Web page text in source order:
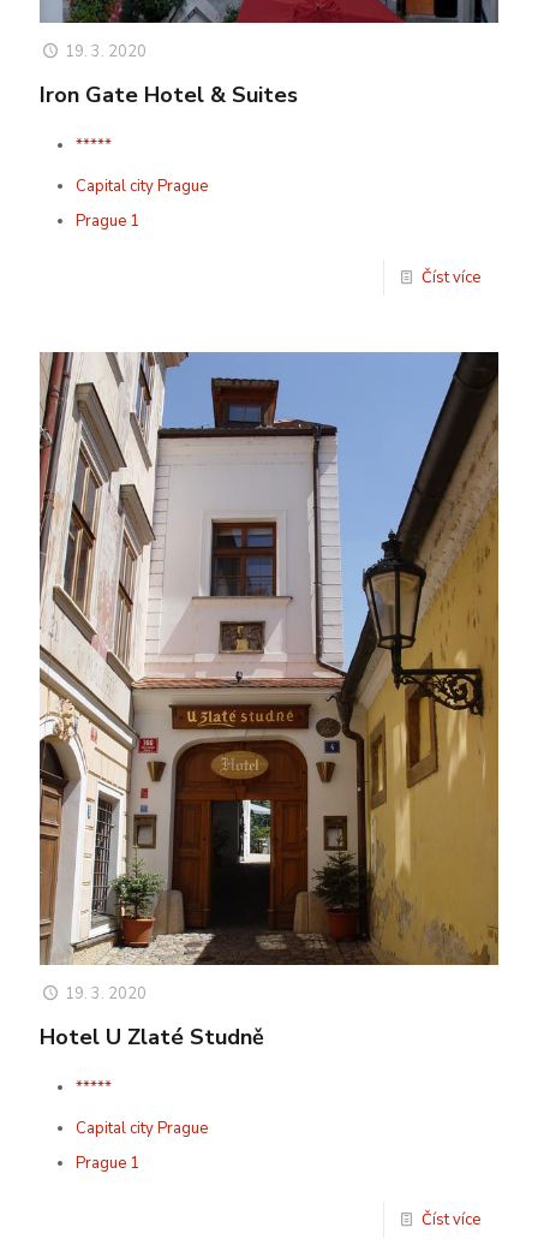
19. 3. 2020
Iron Gate Hotel & Suites
*****
Capital city Prague
Prague 1
Číst více
19. 3. 2020
Hotel U Zlaté Studně
*****
Capital city Prague
Prague 1
Číst více